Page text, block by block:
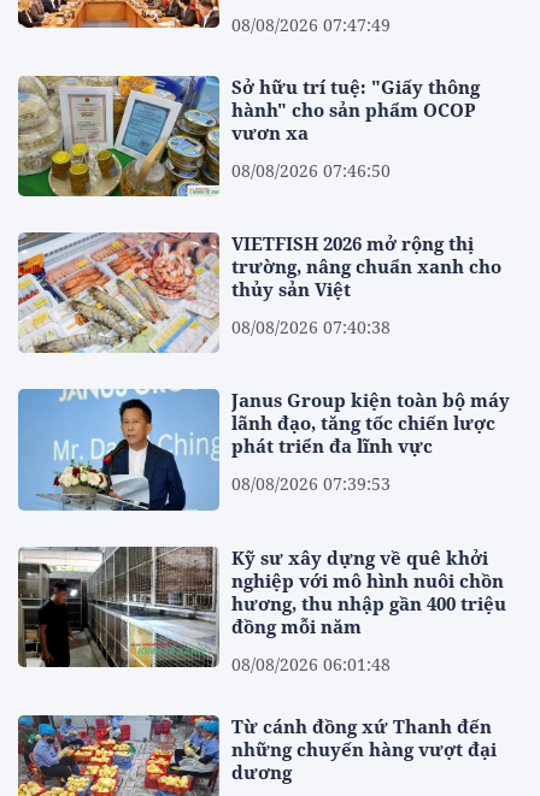
08/08/2026 07:47:49
Sở hữu trí tuệ: "Giấy thông
hành" cho sản phẩm OCOP
vươn xa
08/08/2026 07:46:50
VIETFISH 2026 mở rộng thị
trường, nâng chuẩn xanh cho
thủy sản Việt
08/08/2026 07:40:38
Janus Group kiện toàn bộ máy
lãnh đạo, tăng tốc chiến lược
phát triển đa lĩnh vực
08/08/2026 07:39:53
Kỹ sư xây dựng về quê khởi
nghiệp với mô hình nuôi chồn
hương, thu nhập gần 400 triệu
đồng mỗi năm
08/08/2026 06:01:48
Từ cánh đồng xứ Thanh đến
những chuyến hàng vượt đại
dương